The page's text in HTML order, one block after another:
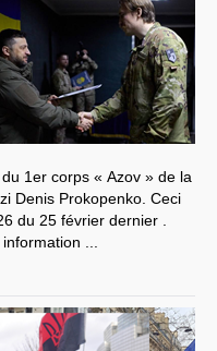
1er corps « Azov » de la
Denis Prokopenko. Ceci
du 25 février dernier .
...